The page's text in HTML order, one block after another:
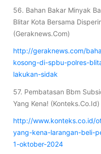
56. Bahan Bakar Minyak
Blitar Kota Bersama
(Geraknews.Com)
http://geraknews.com/
kosong-di-spbu-polres-
lakukan-sidak
57. Pembatasan Bbm
Yang Kena! (Konteks.Co.Id)
http://www.konteks.co.id/
yang-kena-larangan-beli-
1-oktober-2024